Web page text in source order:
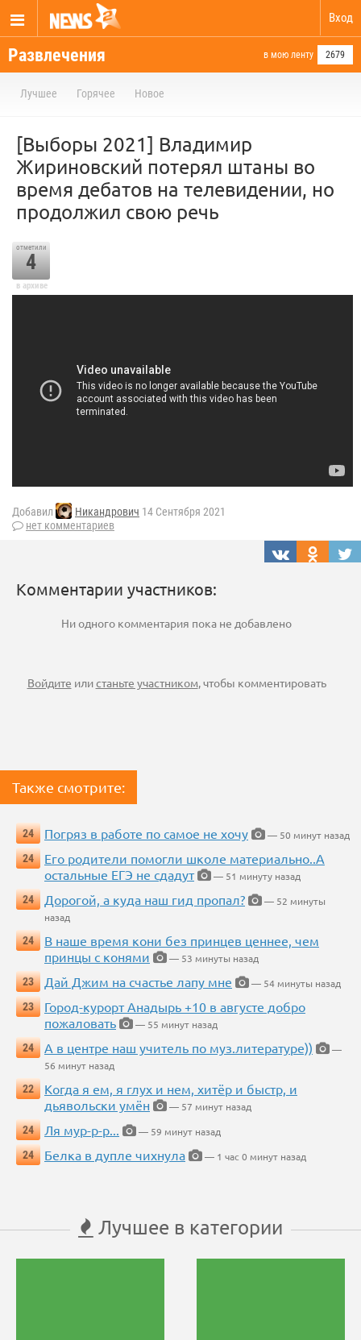
Вход
Развлечения в мою ленту 2679
Лучшее Горячее Новое
[Выборы 2021] Владимир
Жириновский потерял штаны во
время дебатов на телевидении, но
продолжил свою речь
отметили
4
в архиве
Добавил Никандрович 14 Сентября 2021
нет комментариев
Комментарии участников:
Ни одного комментария пока не добавлено
Войдите илистаньте участником, чтобы комментировать
Также смотрите:
24 Погряз в работе по самое не хочу
— 50 минут назад
24
Его родители помогли школе материально..А
остальные ЕГЭ не сдадут
— 51 минуту назад
24
Дорогой, а куда наш гид пропал?
— 52 минуты
назад
24
В наше время кони без принцев ценнее, чем
принцы с конями
— 53 минуты назад
23
Дай Джим на счастье лапу мне
— 54 минуты назад
23
Город-курорт Анадырь +10 в августе добро
пожаловать
— 55 минут назад
24
А в центре наш учитель по муз.литературе))
—
56 минут назад
22
Когда я ем, я глух и нем, хитёр и быстр, и
дьявольски умён
— 57 минут назад
24
Ля мур-р-р...
— 59 минут назад
24
Белка в дупле чихнула — 1 час 0 минут назад
Лучшее в категории